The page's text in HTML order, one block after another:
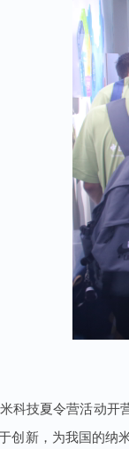
米科技夏令营活动
创新，为我国的纳